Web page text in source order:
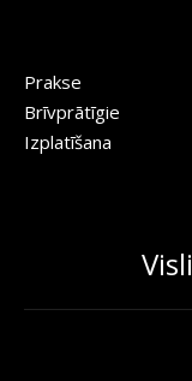
Prakse
Brīvprātīgie
Izplatīšana